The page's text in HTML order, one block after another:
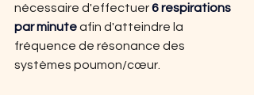
nécessaire d'effectuer 6 respirations
par minute afin d'atteindre la
fréquence de résonance des
systèmes poumon/cœur.